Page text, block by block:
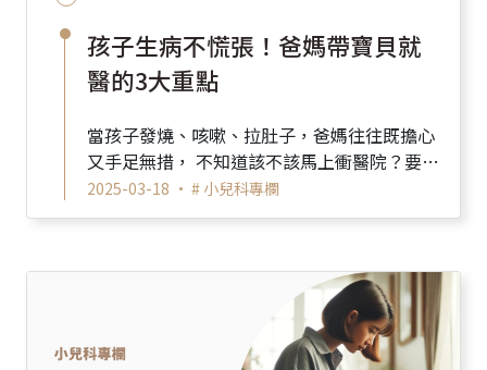
孩子生病不慌張！爸媽帶寶貝就
醫的3大重點
當孩子發燒、咳嗽、拉肚子，爸媽往往既擔心
又手足無措， 不知道該不該馬上衝醫院？要看
哪一科？ 如何準備？ 別擔心！這篇帶你掌握
兒童就醫 3 大重...
2025-03-18 • # 小兒科專欄